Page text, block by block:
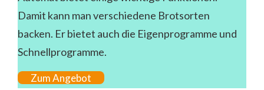
Damit kann man verschiedene Brotsorten
backen. Er bietet auch die Eigenprogramme und
Schnellprogramme.
Zum Angebot